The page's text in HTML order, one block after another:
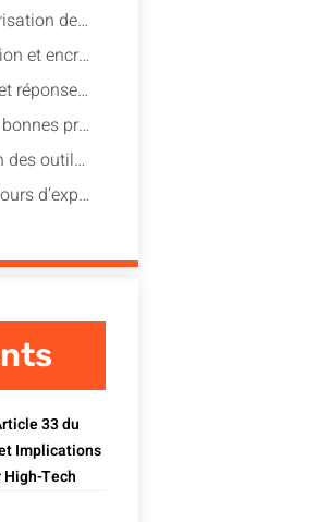
Automatisation et sécurisation des données
Logiciels de protection et encryption des données
Outils de détection et réponse aux incidents
Évaluation des outils et bonnes pratiques
Critères de sélection des outils RGPD
Études de cas et retours d’expérience
33 du
Implications
Tech